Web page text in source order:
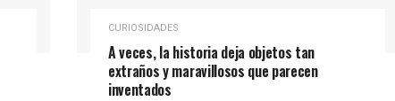
CURIOSIDADES
A veces, la historia deja objetos tan
extraños y maravillosos que parecen
inventados